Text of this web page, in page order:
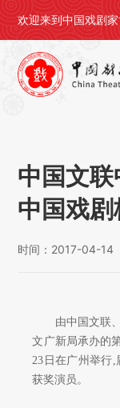
欢迎来到中国戏剧
首页
剧协公告
戏剧活动
会员中心
人才培养
对外交流
中国文
中国戏
时间：2017-04-14
由中国文联、
文广新局承办的
23日在广州举行,
获奖演员。